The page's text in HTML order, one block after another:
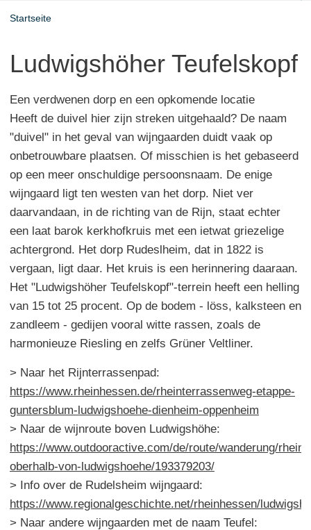
Startseite
Ludwigshöher Teufelskopf
Een verdwenen dorp en een opkomende locatie
Heeft de duivel hier zijn streken uitgehaald? De naam
"duivel" in het geval van wijngaarden duidt vaak op
onbetrouwbare plaatsen. Of misschien is het gebaseerd
op een meer onschuldige persoonsnaam. De enige
wijngaard ligt ten westen van het dorp. Niet ver
daarvandaan, in de richting van de Rijn, staat echter
een laat barok kerkhofkruis met een ietwat griezelige
achtergrond. Het dorp Rudeslheim, dat in 1822 is
vergaan, ligt daar. Het kruis is een herinnering daaraan.
Het "Ludwigshöher Teufelskopf"-terrein heeft een helling
van 15 tot 25 procent. Op de bodem - löss, kalksteen en
zandleem - gedijen vooral witte rassen, zoals de
harmonieuze Riesling en zelfs Grüner Veltliner.
> Naar het Rijnterrassenpad:
https://www.rheinhessen.de/rheinterrassenweg-etappe-
guntersblum-ludwigshoehe-dienheim-oppenheim
> Naar de wijnroute boven Ludwigshöhe:
https://www.outdooractive.com/de/route/wanderung/
oberhalb-von-ludwigshoehe/193379203/
> Info over de Rudelsheim wijngaard:
https://www.regionalgeschichte.net/rheinhessen/
> Naar andere wijngaarden met de naam Teufel: